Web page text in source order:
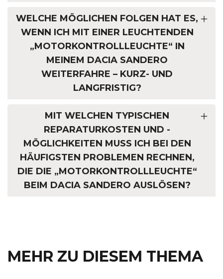
WELCHE MÖGLICHEN FOLGEN HAT ES,
WENN ICH MIT EINER LEUCHTENDEN
„MOTORKONTROLLLEUCHTE“ IN
MEINEM DACIA SANDERO
WEITERFAHRE – KURZ- UND
LANGFRISTIG?
MIT WELCHEN TYPISCHEN
REPARATURKOSTEN UND -
MÖGLICHKEITEN MUSS ICH BEI DEN
HÄUFIGSTEN PROBLEMEN RECHNEN,
DIE DIE „MOTORKONTROLLLEUCHTE“
BEIM DACIA SANDERO AUSLÖSEN?
MEHR ZU DIESEM THEMA